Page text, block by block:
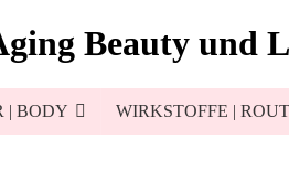
Beauty und
| BODY WIRKSTOFFE |